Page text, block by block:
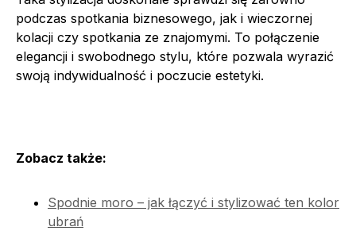
podczas spotkania biznesowego, jak i wieczornej
kolacji czy spotkania ze znajomymi. To połączenie
elegancji i swobodnego stylu, które pozwala wyrazić
swoją indywidualność i poczucie estetyki.
Zobacz także:
Spodnie moro – jak łączyć i stylizować ten kolor
ubrań